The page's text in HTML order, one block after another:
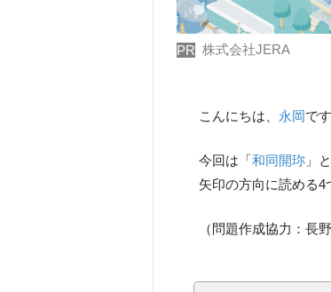
PR 株式会社JERA
こんにちは、 永岡 です
今回は「和同開珎 」
矢印の方向に読める4
（問題作成協力：長野